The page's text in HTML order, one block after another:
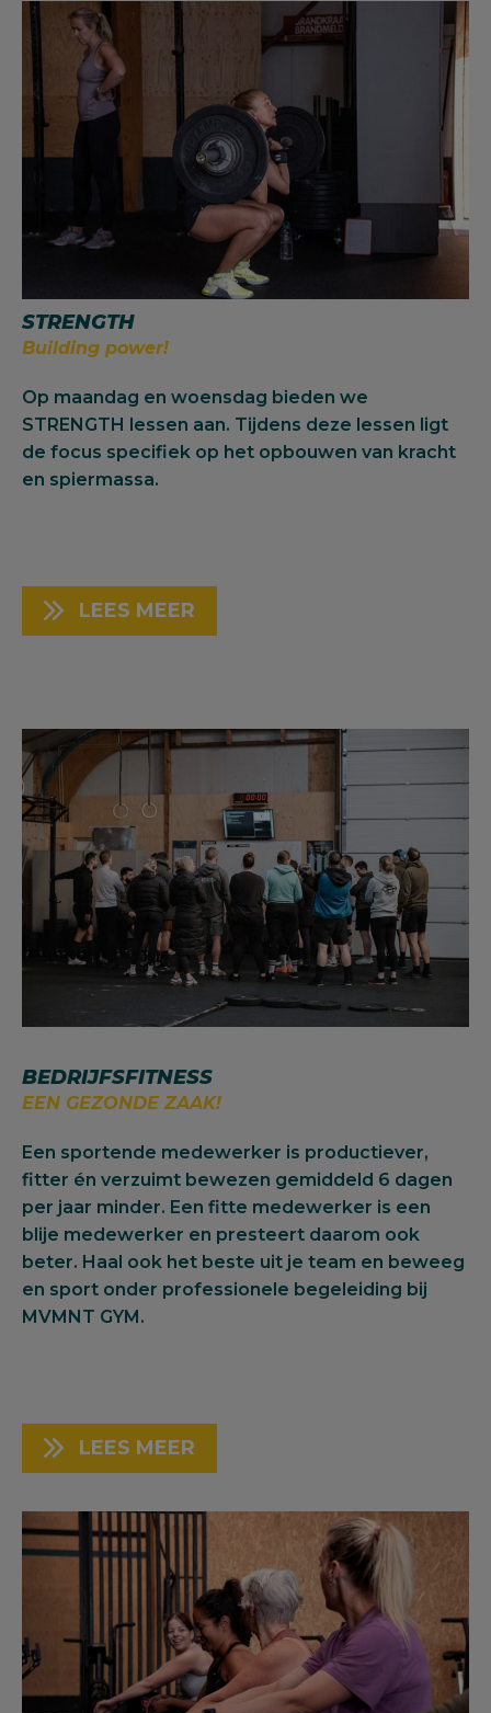
STRENGTH
Building power!
Op maandag en woensdag bieden we
STRENGTH lessen aan. Tijdens deze lessen ligt
de focus specifiek op het opbouwen van kracht
en spiermassa.
LEES MEER
BEDRIJFSFITNESS
EEN GEZONDE ZAAK!
Een sportende medewerker is productiever,
fitter én verzuimt bewezen gemiddeld 6 dagen
per jaar minder. Een fitte medewerker is een
blije medewerker en presteert daarom ook
beter. Haal ook het beste uit je team en beweeg
en sport onder professionele begeleiding bij
MVMNT GYM.
LEES MEER